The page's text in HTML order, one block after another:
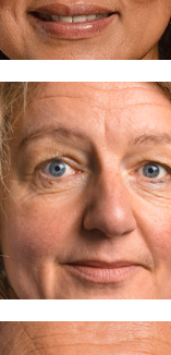
nieuwsgierigheid,